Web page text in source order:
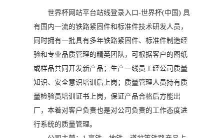
世界杯网站平台站线登录入口-世界杯(中国) 具
有国内一流的铁路紧固件和标准件技术研发人员，
同时拥有一批具有多年铁路紧固件、标准件制造经
验和专业品质管理的精英团队，可根据客户的图纸
或样品共同开发新产品；生产一线员工经公司质量
知识、安全意识培训后上岗；质量管理人员持有质
量检验员培训证书上岗，保证产品合格后方能出
厂，本着对客户负责也是对公司负责的工作态度进
行系统的质量管理。